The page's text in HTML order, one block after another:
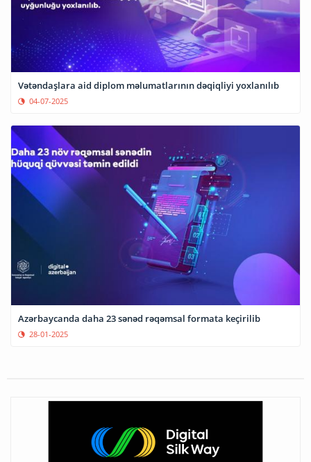
Vətəndaşlara aid diplom məlumatlarının dəqiqliyi yoxlanılıb
04-07-2025
Azərbaycanda daha 23 sənəd rəqəmsal formata keçirilib
28-01-2025